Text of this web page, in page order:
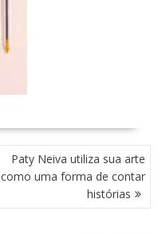
Paty Neiva utiliza sua arte
como uma forma de contar
histórias